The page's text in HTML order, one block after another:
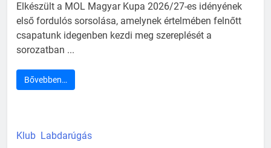
Elkészült a MOL Magyar Kupa 2026/27-es idényének
első fordulós sorsolása, amelynek értelmében felnőtt
csapatunk idegenben kezdi meg szereplését a
sorozatban ...
Bővebben…
Klub Labdarúgás